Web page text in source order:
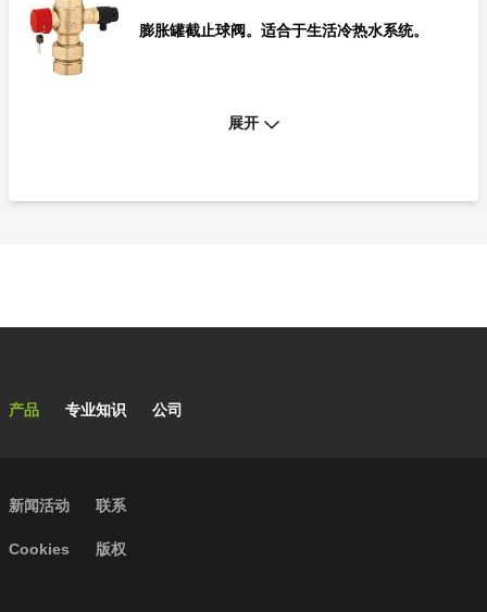
膨胀罐截止球阀。适合于生活冷热水系统。
展开
Main navigation
产品 专业知识 公司
Secondary navigation
新闻活动 联系
Footer menu
Cookies 版权